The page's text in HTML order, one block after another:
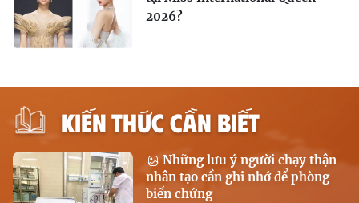
2026?
KIẾN THỨC CẦN BIẾT
Những lưu ý người chạy thận
nhân tạo cần ghi nhớ để phòng
biến chứng